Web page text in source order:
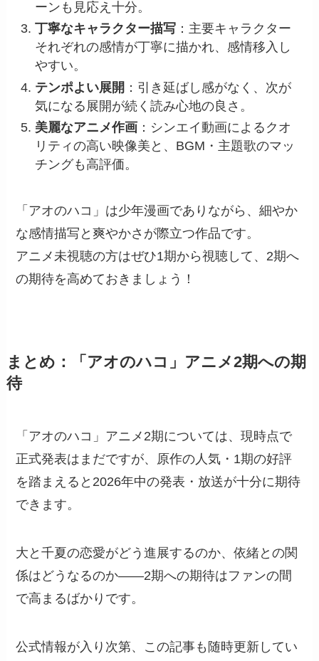
ーンも見応え十分。
丁寧なキャラクター描写 ：主要キャラクター
それぞれの感情が丁寧に描かれ、感情移入し
やすい。
テンポよい展開 ：引き延ばし感がなく、次が
気になる展開が続く読み心地の良さ。
美麗なアニメ作画 ：シンエイ動画によるクオ
リティの高い映像美と、BGM・主題歌のマッ
チングも高評価。
「アオのハコ」は少年漫画でありながら、細やか
な感情描写と爽やかさが際立つ作品です。
アニメ未視聴の方はぜひ1期から視聴して、2期へ
の期待を高めておきましょう！
まとめ：「アオのハコ」アニメ2期への期
待
「アオのハコ」アニメ2期については、現時点で
正式発表はまだですが、原作の人気・1期の好評
を踏まえると2026年中の発表・放送が十分に期待
できます。
大と千夏の恋愛がどう進展するのか、依緒との関
係はどうなるのか——2期への期待はファンの間
で高まるばかりです。
公式情報が入り次第、この記事も随時更新してい